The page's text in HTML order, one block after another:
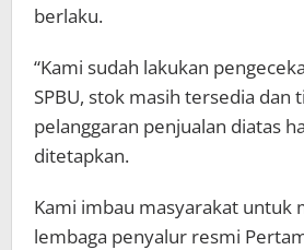
berlaku.
“Kami sudah lakukan
SPBU, stok masih tersedia dan
pelanggaran penjualan diatas
ditetapkan.
Kami imbau masyarakat untuk
lembaga penyalur resmi